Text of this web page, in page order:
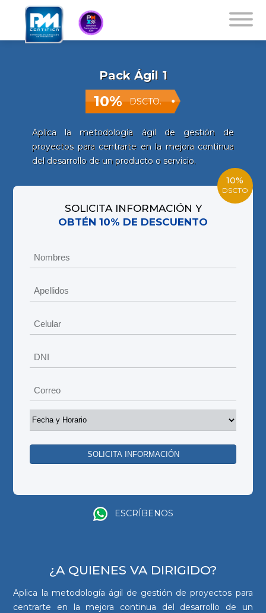
Pack Ágil 1
10% DSCTO.
Aplica la metodología ágil de gestión de
proyectos para centrarte en la mejora continua
del desarrollo de un producto o servicio.
10%
DSCTO
SOLICITA INFORMACIÓN Y
OBTÉN 10% DE DESCUENTO
ESCRÍBENOS
¿A QUIENES VA DIRIGIDO?
Aplica la metodología ágil de gestión de proyectos para
centrarte en la mejora continua del desarrollo de un